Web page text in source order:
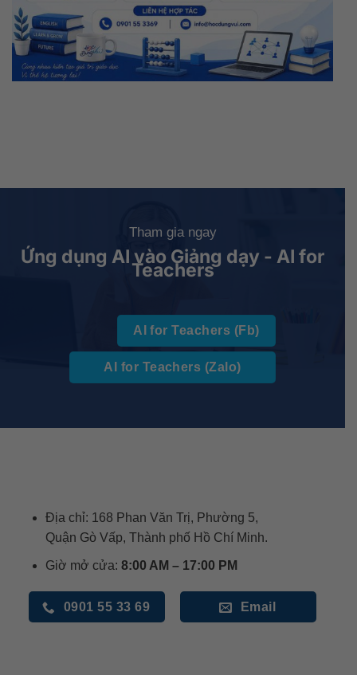
Tham gia ngay
Ứng dụng AI vào Giảng dạy - AI for
Teachers
AI for Teachers (Fb)
AI for Teachers (Zalo)
Địa chỉ: 168 Phan Văn Trị, Phường 5,
Quận Gò Vấp, Thành phố Hồ Chí Minh.
Giờ mở cửa:8:00 AM – 17:00 PM
0901 55 33 69 Email